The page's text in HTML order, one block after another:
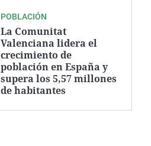
POBLACIÓN
La Comunitat
Valenciana lidera el
crecimiento de
población en España y
supera los 5,57 millones
de habitantes